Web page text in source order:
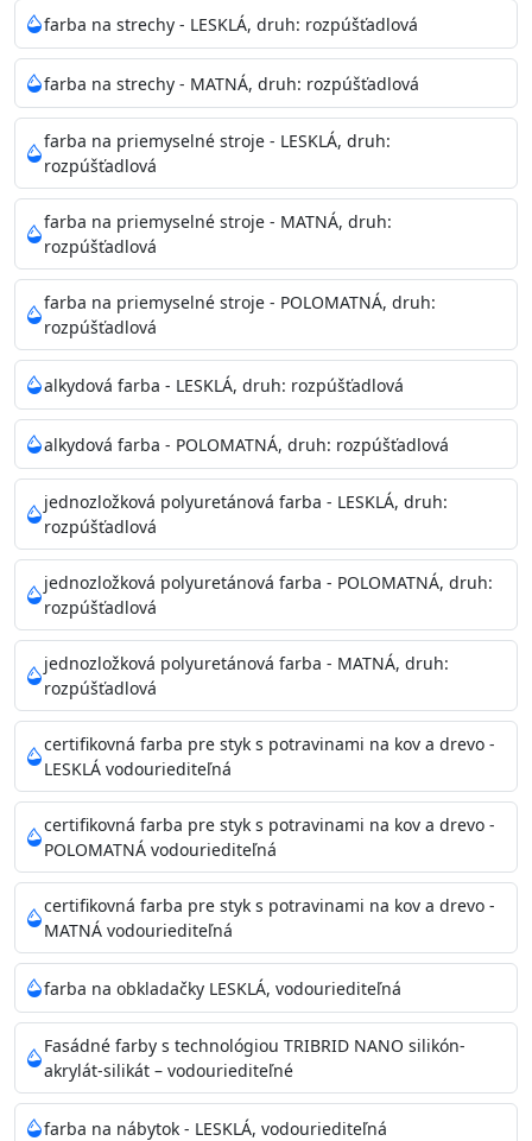
Neaplikujte pri teplote pod 5°C a nad teplotu 35°C alebo
pri relatívnej vlhkosti nad 80%.
Nepoužitá farba vyžaduje špeciálne zaobchádzanie na
bezpečnú likvidáciu.
Riedenie: do 10% vodou, podľa spôsobu aplikácie
Doba schnutia na dotyk
Doba na druhý náter: 3-4 hodiny
Balenie : 750ml, 1l, 3l, 9l, 15l
Výdatnosť na jednu vrstvu
Aplikácia: štetec, valček, striekacia pištoľ
Povrchová úprava: 1
Je možné tónovať v systéme Colorfull: áno
Merná hmotnosť : 1,54 ± 0,02 Kg / L (ISO 2811)
Čistenie: vodou
Príprava povrchu
Povrchy musia byť hladké, čisté, suché, zbavené prachu,
mastnoty, solí a materiálov so zlou priľnavosťou. Otvory
alebo trhliny vyplňte
akrylovým tmelom Acrylic putty, Visto alebo Acrylic light
putty a prebrúste. Nové alebo porézne povrchy natreté
menej kvalitnými farbami
vždy penetrujte. Odporúčané penetračné nátery
Acrylan Unco, Gypsum board alebo Vitex Primer 100% a
na škvrny použite Blanco eco
riediteľné vodou.
Skladovanie
48 mesiacov v orig. uzavretých obaloch medzi 5°C až
25°C
farba na strechy - LESKLÁ, druh: rozpúšťadlová
farba na strechy - MATNÁ, druh: rozpúšťadlová
farba na priemyselné stroje - LESKLÁ, druh:
rozpúšťadlová
farba na priemyselné stroje - MATNÁ, druh:
rozpúšťadlová
farba na priemyselné stroje - POLOMATNÁ, druh:
rozpúšťadlová
alkydová farba - LESKLÁ, druh: rozpúšťadlová
alkydová farba - POLOMATNÁ, druh: rozpúšťadlová
jednozložková polyuretánová farba - LESKLÁ, druh:
rozpúšťadlová
jednozložková polyuretánová farba - POLOMATNÁ, druh:
rozpúšťadlová
jednozložková polyuretánová farba - MATNÁ, druh:
rozpúšťadlová
certifikovná farba pre styk s potravinami na kov a drevo -
LESKLÁ vodouriediteľná
certifikovná farba pre styk s potravinami na kov a drevo -
POLOMATNÁ vodouriediteľná
certifikovná farba pre styk s potravinami na kov a drevo -
MATNÁ vodouriediteľná
farba na obkladačky LESKLÁ, vodouriediteľná
Fasádné farby s technológiou TRIBRID NANO silikón-
akrylát-silikát – vodouriediteľné
farba na nábytok - LESKLÁ, vodouriediteľná